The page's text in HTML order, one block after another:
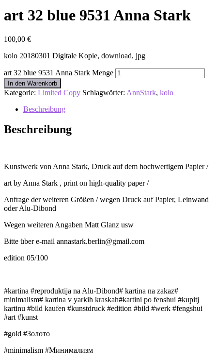
art 32 blue 9531 Anna Stark
100,00 €
kolo 20180301 Digitale Kopie, download, jpg
art 32 blue 9531 Anna Stark Menge
In den Warenkorb
Kategorie: Limited Copy Schlagwörter: AnnStark, kolo
Beschreibung
Beschreibung
Kunstwerk von Anna Stark, Druck auf dem hochwertigem Papier /
art by Anna Stark , print on high-quality paper /
Anfrage der weiteren Größen / wegen Druck auf Papier, Leinwand
oder Alu-Dibond
Wegen weiteren Angaben Matt Glanz usw
Bitte über e-mail annastark.berlin@gmail.com
edition 05/100
#kartina #reproduktija na Alu-Dibond# kartina na zakaz#
minimalism# kartina v yarkih kraskah#kartini po fenshui #kupitj
kartinu #bild kaufen #kunstdruck #edition #bild #werk #fengshui
#art #kunst
#gold #Золото
#minimalism #Минимализм